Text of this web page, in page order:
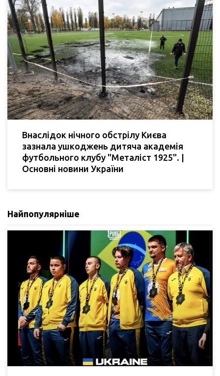
Внаслідок нічного обстрілу Києва
зазнала ушкоджень дитяча академія
футбольного клубу "Металіст 1925". |
Основні новини України
Найпопулярніше